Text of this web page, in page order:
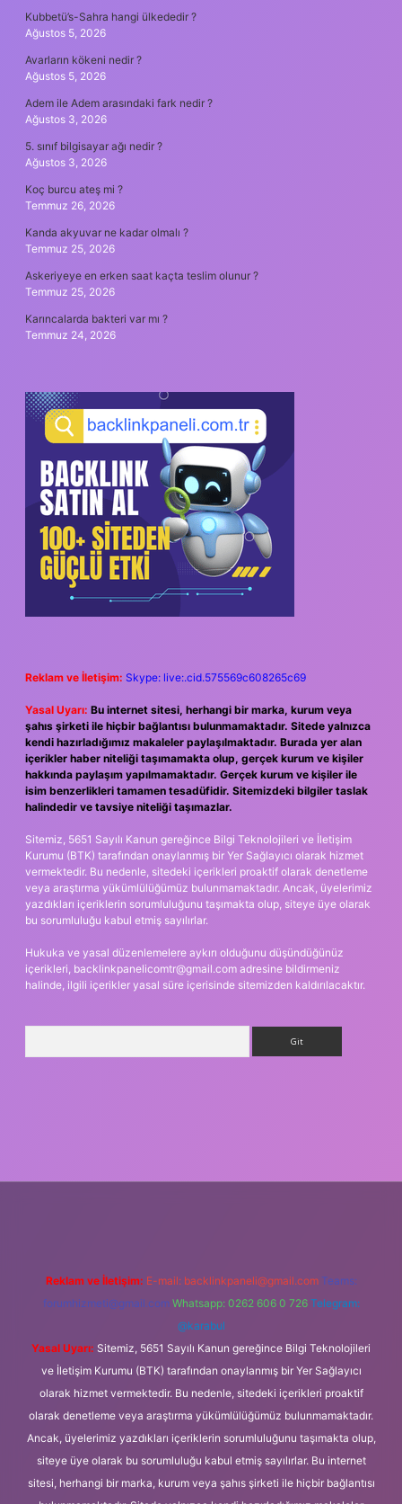
Kubbetü’s-Sahra hangi ülkededir ?
Ağustos 5, 2026
Avarların kökeni nedir ?
Ağustos 5, 2026
Adem ile Adem arasındaki fark nedir ?
Ağustos 3, 2026
5. sınıf bilgisayar ağı nedir ?
Ağustos 3, 2026
Koç burcu ateş mi ?
Temmuz 26, 2026
Kanda akyuvar ne kadar olmalı ?
Temmuz 25, 2026
Askeriyeye en erken saat kaçta teslim olunur ?
Temmuz 25, 2026
Karıncalarda bakteri var mı ?
Temmuz 24, 2026
Reklam ve İletişim: Skype: live:.cid.575569c608265c69
Yasal Uyarı: Bu internet sitesi, herhangi bir marka, kurum veya
şahıs şirketi ile hiçbir bağlantısı bulunmamaktadır. Sitede yalnızca
kendi hazırladığımız makaleler paylaşılmaktadır. Burada yer alan
içerikler haber niteliği taşımamakta olup, gerçek kurum ve kişiler
hakkında paylaşım yapılmamaktadır. Gerçek kurum ve kişiler ile
isim benzerlikleri tamamen tesadüfidir. Sitemizdeki bilgiler taslak
halindedir ve tavsiye niteliği taşımazlar.
Sitemiz, 5651 Sayılı Kanun gereğince Bilgi Teknolojileri ve İletişim
Kurumu (BTK) tarafından onaylanmış bir Yer Sağlayıcı olarak hizmet
vermektedir. Bu nedenle, sitedeki içerikleri proaktif olarak denetleme
veya araştırma yükümlülüğümüz bulunmamaktadır. Ancak, üyelerimiz
yazdıkları içeriklerin sorumluluğunu taşımakta olup, siteye üye olarak
bu sorumluluğu kabul etmiş sayılırlar.
Hukuka ve yasal düzenlemelere aykırı olduğunu düşündüğünüz
içerikleri, backlinkpanelicomtr@gmail.com adresine bildirmeniz
halinde, ilgili içerikler yasal süre içerisinde sitemizden kaldırılacaktır.
Reklam ve İletişim: E-mail: backlinkpaneli@gmail.com Teams:
forumhizmeti@gmail.com Whatsapp: 0262 606 0 726 Telegram:
@karabul
Yasal Uyarı: Sitemiz, 5651 Sayılı Kanun gereğince Bilgi Teknolojileri
ve İletişim Kurumu (BTK) tarafından onaylanmış bir Yer Sağlayıcı
olarak hizmet vermektedir. Bu nedenle, sitedeki içerikleri proaktif
olarak denetleme veya araştırma yükümlülüğümüz bulunmamaktadır.
Ancak, üyelerimiz yazdıkları içeriklerin sorumluluğunu taşımakta olup,
siteye üye olarak bu sorumluluğu kabul etmiş sayılırlar. Bu internet
sitesi, herhangi bir marka, kurum veya şahıs şirketi ile hiçbir bağlantısı